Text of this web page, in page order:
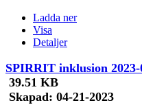
Ladda ner
Visa
Detaljer
SPIRRIT inklusion 2023-
39.51 KB
Skapad: 04-21-2023